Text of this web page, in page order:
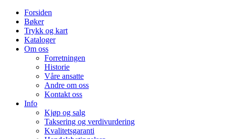
Forsiden
Bøker
Trykk og kart
Kataloger
Om oss
Forretningen
Historie
Våre ansatte
Andre om oss
Kontakt oss
Info
Kjøp og salg
Taksering og verdivurdering
Kvalitetsgaranti